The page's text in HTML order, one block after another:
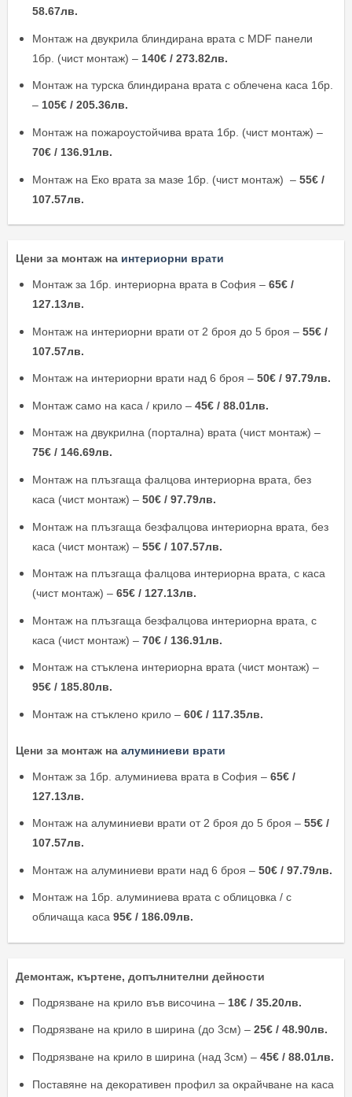
58.67лв.
Монтаж на двукрила блиндирана врата с MDF панели
1бр. (чист монтаж) – 140€ / 273.82лв.
Монтаж на турска блиндирана врата с облечена каса 1бр.
– 105€ / 205.36лв.
Монтаж на пожароустойчива врата 1бр. (чист монтаж) –
70€ / 136.91лв.
Монтаж на Еко врата за мазе 1бр. (чист монтаж) – 55€ /
107.57лв.
Цени за монтаж на интериорни врати
Монтаж за 1бр. интериорна врата в София – 65€ /
127.13лв.
Монтаж на интериорни врати от 2 броя до 5 броя – 55€ /
107.57лв.
Монтаж на интериорни врати над 6 броя – 50€ / 97.79лв.
Монтаж само на каса / крило – 45€ / 88.01лв.
Монтаж на двукрилна (портална) врата (чист монтаж) –
75€ / 146.69лв.
Монтаж на плъзгаща фалцова интериорна врата, без
каса (чист монтаж) – 50€ / 97.79лв.
Монтаж на плъзгаща безфалцова интериорна врата, без
каса (чист монтаж) – 55€ / 107.57лв.
Монтаж на плъзгаща фалцова интериорна врата, с каса
(чист монтаж) – 65€ / 127.13лв.
Монтаж на плъзгаща безфалцова интериорна врата, с
каса (чист монтаж) – 70€ / 136.91лв.
Монтаж на стъклена интериорна врата (чист монтаж) –
95€ / 185.80лв.
Монтаж на стъклено крило – 60€ / 117.35лв.
Цени за монтаж на алуминиеви врати
Монтаж за 1бр. алуминиева врата в София – 65€ /
127.13лв.
Монтаж на алуминиеви врати от 2 броя до 5 броя – 55€ /
107.57лв.
Монтаж на алуминиеви врати над 6 броя – 50€ / 97.79лв.
Монтаж на 1бр. алуминиева врата с облицовка / с
обличаща каса 95€ / 186.09лв.
Демонтаж, къртене, допълнителни дейности
Подрязване на крило във височина – 18€ / 35.20лв.
Подрязване на крило в ширина (до 3см) – 25€ / 48.90лв.
Подрязване на крило в ширина (над 3см) – 45€ / 88.01лв.
Поставяне на декоративен профил за окрайчване на каса